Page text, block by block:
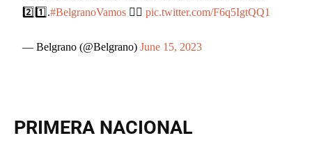
2️⃣1️⃣.#BelgranoVamos 🏴‍☠️pic.twitter.com/F6q5IgtQQ1
— Belgrano (@Belgrano)June 15, 2023
PRIMERA NACIONAL